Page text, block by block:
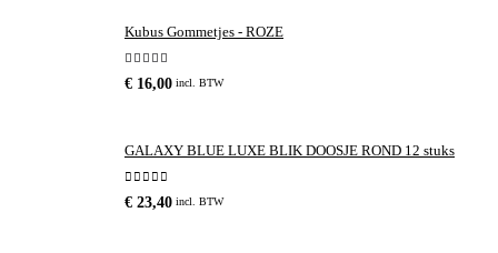
Kubus Gommetjes - ROZE
5.00 out of 5
€ 16,00 incl. BTW
GALAXY BLUE LUXE BLIK DOOSJE ROND 12 stuks
0 out of 5
€ 23,40 incl. BTW